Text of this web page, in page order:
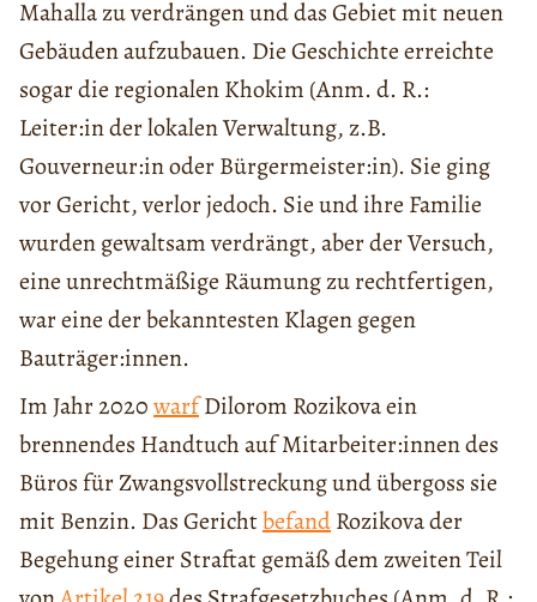
Mahalla zu verdrängen und das Gebiet mit neuen
Gebäuden aufzubauen. Die Geschichte erreichte
sogar die regionalen Khokim (Anm. d. R.:
Leiter:in der lokalen Verwaltung, z.B.
Gouverneur:in oder Bürgermeister:in). Sie ging
vor Gericht, verlor jedoch. Sie und ihre Familie
wurden gewaltsam verdrängt, aber der Versuch,
eine unrechtmäßige Räumung zu rechtfertigen,
war eine der bekanntesten Klagen gegen
Bauträger:innen.
Im Jahr 2020warfDilorom Rozikova ein
brennendes Handtuch auf Mitarbeiter:innen des
Büros für Zwangsvollstreckung und übergoss sie
mit Benzin. Das GerichtbefandRozikova der
Begehung einer Straftat gemäß dem zweiten Teil